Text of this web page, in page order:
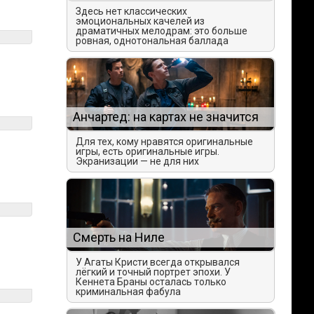
Здесь нет классических
эмоциональных качелей из
драматичных мелодрам: это больше
ровная, однотональная баллада
Анчартед: на картах не значится
Для тех, кому нравятся оригинальные
игры, есть оригинальные игры.
Экранизации — не для них
Смерть на Ниле
У Агаты Кристи всегда открывался
лёгкий и точный портрет эпохи. У
Кеннета Браны осталась только
криминальная фабула